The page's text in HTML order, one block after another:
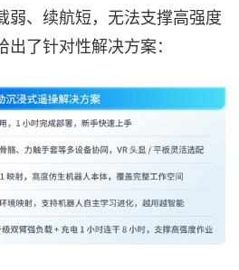
弱、续航短，无法支撑高强度
了针对性解决方案：